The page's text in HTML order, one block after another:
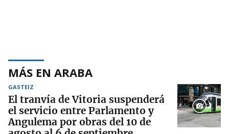
MÁS EN ARABA
GASTEIZ
El tranvía de Vitoria suspenderá
el servicio entre Parlamento y
Angulema por obras del 10 de